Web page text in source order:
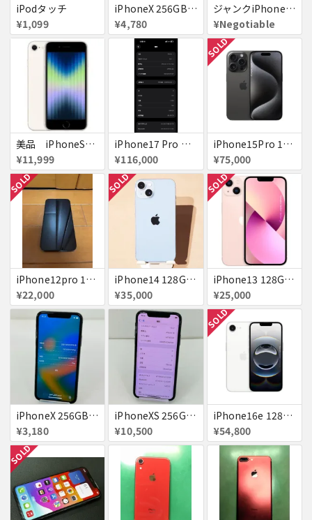
iPodタッチ
¥1,099
iPhoneX 256GB ▲softbank ジャンク スペースグレイ A1902 送料無料
¥4,780
ジャンクiPhone13ProMax 128GB ドコモ
¥Negotiable
美品 iPhoneSE２ ｉＯＳ１８
¥11,999
iPhone17 Pro Max 256GB 画面割れ
¥116,000
SOLD
iPhone15Pro 128GB ブラックチタニウム au
¥75,000
SOLD
iPhone12pro 128GB ブルー 赤ロム
¥22,000
SOLD
iPhone14 128GB Blue au 送料無料
¥35,000
SOLD
iPhone13 128GB ピンク docomo 送料無料
¥25,000
iPhoneX 256GB 赤ロム au ジャンク スペースグレイ A1902 送料無料
¥3,180
iPhoneXS 256GB 赤ロム 超美品 SoftBank ジャンク スペースグレイ MTE02J/A 送料無料
¥10,500
SOLD
iPhone16e 128GB ホワイト 送料無料
¥54,800
SOLD